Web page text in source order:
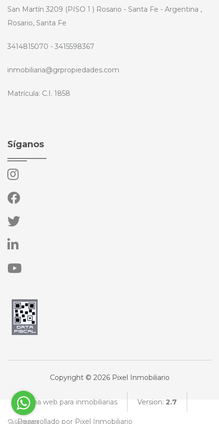
San Martín 3209 (PISO 1 ) Rosario - Santa Fe - Argentina ,
Rosario, Santa Fe
3414815070 - 3415598367
inmobiliaria@grpropiedades.com
Matrícula: C.I. 1858
Síganos
Copyright © 2026 Pixel Inmobiliario
Página web para inmobiliarias Version: 2.7
Desarrollado por Pixel Inmobiliario